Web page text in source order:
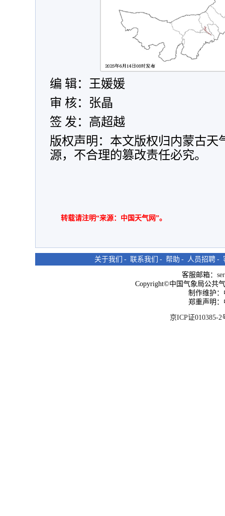
编 辑：王媛媛
审 核：张晶
签 发：高超越
版权声明：本文版权归内蒙古天
源，不合理的篡改责任必究。
转载请注明“来源：中国天气网”。
关于我们 - 联系我们 - 帮助 - 人员招聘 -
客服邮箱：
Copyright©中国气象局公共
制作维护
郑重声明
京ICP证010385-2